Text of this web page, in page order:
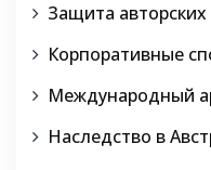
Защита авторских
Корпоративные
Международный
Наследство в